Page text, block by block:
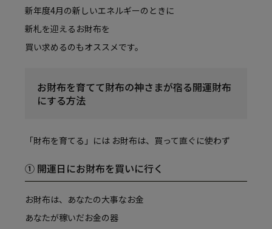
新年度4月の新しいエネルギーのときに
新札を迎えるお財布を
買い求めるのもオススメです。
お財布を育てて財布の神さまが宿る開運財布
にする方法
「財布を育てる」には お財布は、買って直ぐに使わず
① 開運日にお財布を買いに行く
お財布は、あなたの大事なお金
あなたが稼いだお金の器